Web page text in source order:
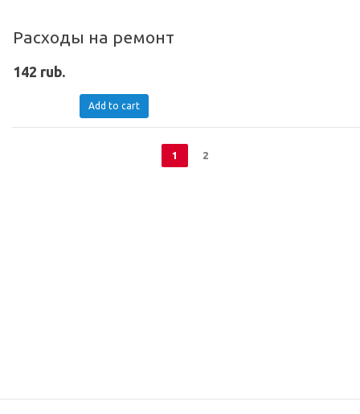
Расходы на ремонт
142 rub.
Add to cart
1 2